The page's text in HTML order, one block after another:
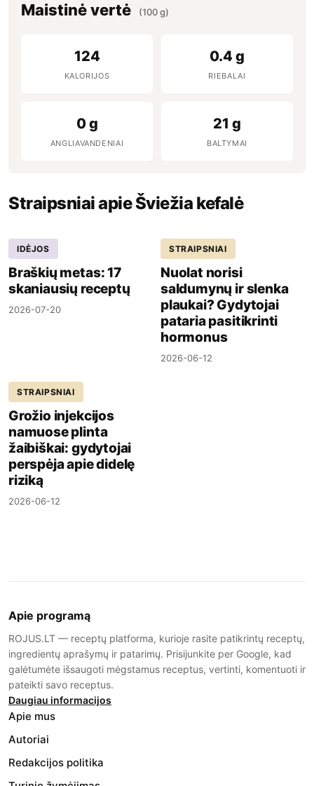
Maistinė vertė (100 g)
124
KALORIJOS
0.4 g
RIEBALAI
0 g
ANGLIAVANDENIAI
21 g
BALTYMAI
Straipsniai apie Šviežia kefalė
IDĖJOS
Braškių metas: 17
skaniausių receptų
2026-07-20
STRAIPSNIAI
Nuolat norisi
saldumynų ir slenka
plaukai? Gydytojai
pataria pasitikrinti
hormonus
2026-06-12
STRAIPSNIAI
Grožio injekcijos
namuose plinta
žaibiškai: gydytojai
perspėja apie didelę
riziką
2026-06-12
Apie programą
ROJUS.LT — receptų platforma, kurioje rasite patikrintų receptų,
ingredientų aprašymų ir patarimų. Prisijunkite per Google, kad
galėtumėte išsaugoti mėgstamus receptus, vertinti, komentuoti ir
pateikti savo receptus.
Daugiau informacijos
Apie mus
Autoriai
Redakcijos politika